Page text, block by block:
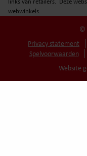
webwinkels.
©
Privacy statement
Spelvoorwaarden
Website